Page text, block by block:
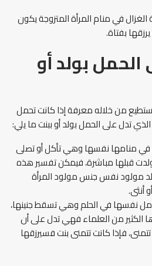
الغزال في منام المرأة المتزوجة يكون
بفتاة.
الحمل بولد أو
من خلاله معرفة إذا كانت تحمل
تدل على الحمل بولد أو ببنت ما يلي:
في منامها نفسها وهي تأكل أو تصلى
قبلها مباشرة، فيمكن تفسير هذه
مولود نفس جنس مولود المرأة
أنثى.
نفسها في الحلم وهي تسقط جنينها،
الكثير من العلماء فهي تدل على أن
فإذا كانت تتمنى بنت فسيرزقها